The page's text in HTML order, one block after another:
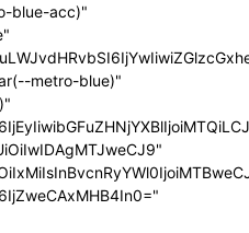
blue-acc)"
metro-blue)"